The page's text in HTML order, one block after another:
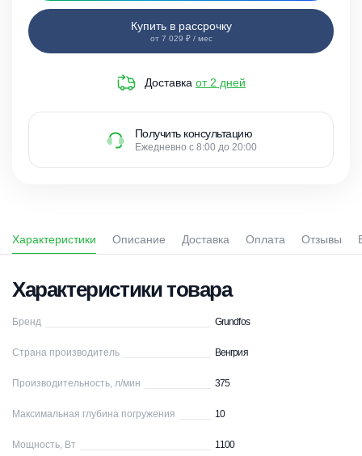
Купить в рассрочку
от 7 029 ₽ / мес
Доставка от 2 дней
Получить консультацию
Ежедневно с 8:00 до 20:00
Характеристики Описание Доставка Оплата Отзывы
Характеристики товара
Бренд Grundfos
Страна производитель Венгрия
Производительность, л/мин 375
Максимальная глубина погружения 10
Мощность, Вт 1100